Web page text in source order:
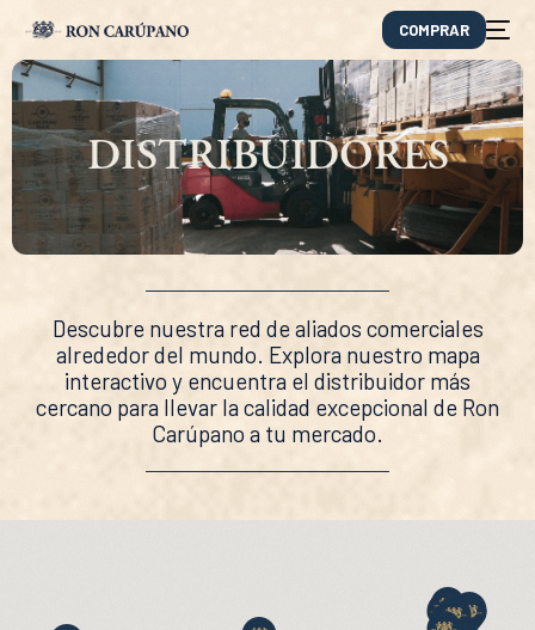
COMPRAR
DISTRIBUIDORES
Descubre nuestra red de aliados comerciales
alrededor del mundo. Explora nuestro mapa
interactivo y encuentra el distribuidor más
cercano para llevar la calidad excepcional de Ron
Carúpano a tu mercado.
EN